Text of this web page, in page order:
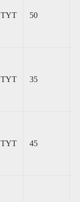
TYT 50
TYT 35
TYT 45